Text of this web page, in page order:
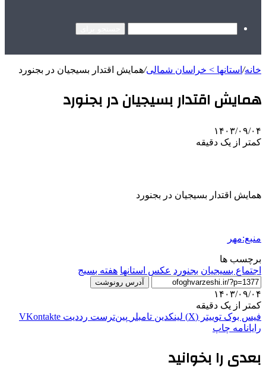
خانه/ استانها > خراسان شمالی/همایش اقتدار بسیجیان در بجنورد
همایش اقتدار بسیجیان در بجنورد
۱۴۰۳/۰۹/۰۴
کمتر از یک دقیقه
همایش اقتدار بسیجیان در بجنورد
منبع:مهر
برچسب ها
اجتماع بسیجیان بجنورد عکس استانها هفته بسیج
آدرس رونوشت
۱۴۰۳/۰۹/۰۴
کمتر از یک دقیقه
فیس بوک توییتر (X) لینکدین ‫تامبلر ‫پین‌ترست ‫رددیت ‫VKontakte
رایانامه چاپ
بعدی را بخوانید